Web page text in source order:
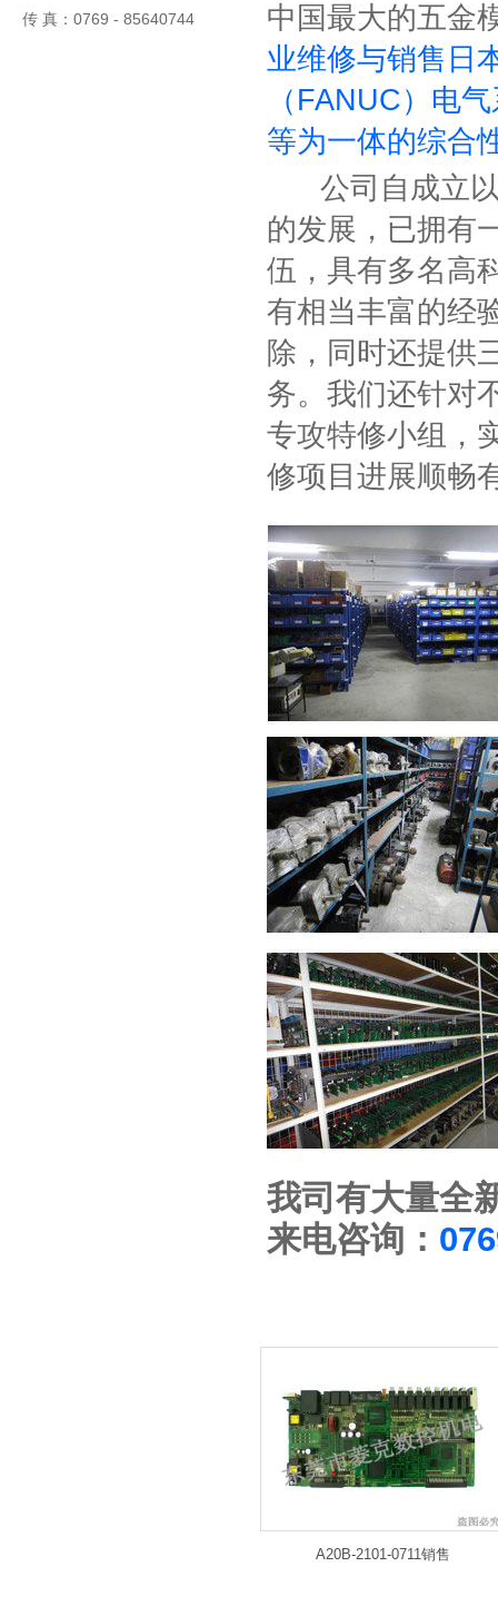
传 真：0769 - 85640744
中国最大的五
业维修与销售日
（FANUC）电
等为一体的综合
公司自成立以
的发展，已拥有
伍，具有多名高
有相当丰富的经
除，同时还提供
务。我们还针对
专攻特修小组，
修项目进展顺畅
我司有大量全
来电咨询：
A20B-2101-0711销售